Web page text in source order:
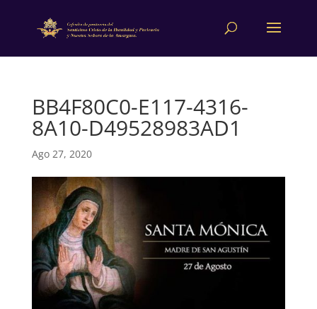
BB4F80C0-E117-4316-
8A10-D49528983AD1
Ago 27, 2020